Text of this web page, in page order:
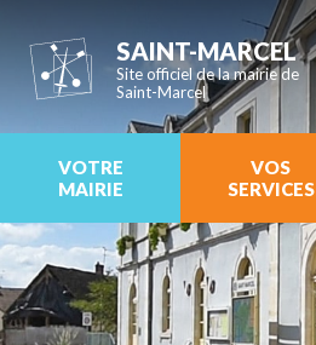
SAINT-MARCEL
Site officiel de la mairie de
Saint-Marcel
VOTRE
MAIRIE
VOS
SERVICES